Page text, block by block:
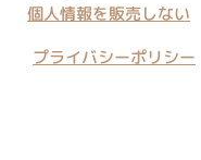
個人情報を販売しない
プライバシーポリシー